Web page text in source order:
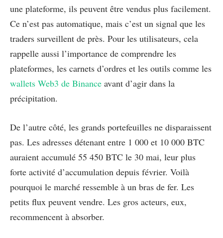
une plateforme, ils peuvent être vendus plus facilement.
Ce n’est pas automatique, mais c’est un signal que les
traders surveillent de près. Pour les utilisateurs, cela
rappelle aussi l’importance de comprendre les
plateformes, les carnets d’ordres et les outils comme les
wallets Web3 de Binance avant d’agir dans la
précipitation.
De l’autre côté, les grands portefeuilles ne disparaissent
pas. Les adresses détenant entre 1 000 et 10 000 BTC
auraient accumulé 55 450 BTC le 30 mai, leur plus
forte activité d’accumulation depuis février. Voilà
pourquoi le marché ressemble à un bras de fer. Les
petits flux peuvent vendre. Les gros acteurs, eux,
recommencent à absorber.